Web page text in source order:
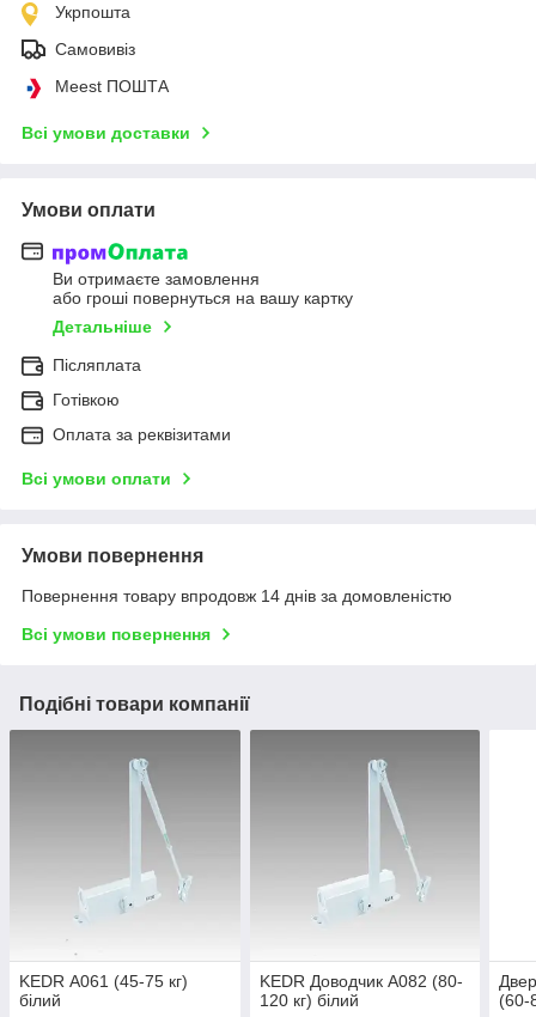
Укрпошта
Самовивіз
Meest ПОШТА
Всі умови доставки
Умови оплати
Ви отримаєте замовлення
або гроші повернуться на вашу картку
Детальніше
Післяплата
Готівкою
Оплата за реквізитами
Всі умови оплати
Умови повернення
Повернення товару впродовж 14 днів за домовленістю
Всі умови повернення
Подібні товари компанії
KEDR А061 (45-75 кг)
білий
KEDR Доводчик А082 (80-
120 кг) білий
(60-